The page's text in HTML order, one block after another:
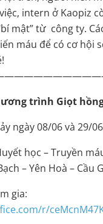
intern ở Kaopiz
mật” từ công ty.
máu để có cơ hội
trình Giọt
ngày 08/06 và 29/
học – Truyền
– Yên Hoà – Cầu
gia:
r/